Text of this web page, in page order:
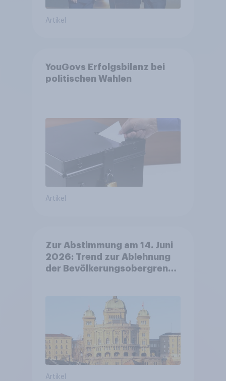
Artikel
YouGovs Erfolgsbilanz bei
politischen Wahlen
Artikel
Zur Abstimmung am 14. Juni
2026: Trend zur Ablehnung
der Bevölkerungsobergrenze
Zivildienstgesetz sinken
Artikel